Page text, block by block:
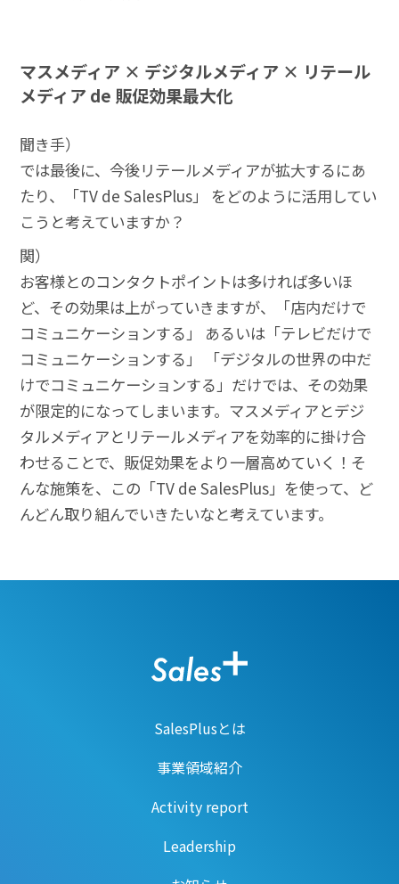
マスメディア × デジタルメディア × リテール
メディア de 販促効果最大化
聞き手）
では最後に、今後リテールメディアが拡大するにあ
たり、「TV de SalesPlus」 をどのように活用してい
こうと考えていますか？
関）
お客様とのコンタクトポイントは多ければ多いほ
ど、その効果は上がっていきますが、「店内だけで
コミュニケーションする」 あるいは「テレビだけで
コミュニケーションする」 「デジタルの世界の中だ
けでコミュニケーションする」だけでは、その効果
が限定的になってしまいます。マスメディアとデジ
タルメディアとリテールメディアを効率的に掛け合
わせることで、販促効果をより一層高めていく！そ
んな施策を、この「TV de SalesPlus」を使って、ど
んどん取り組んでいきたいなと考えています。
SalesPlusとは
事業領域紹介
Activity report
Leadership